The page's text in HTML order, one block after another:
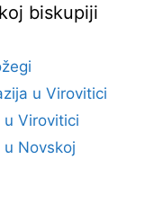
biskupiji
u Virovitici
u Virovitici
Novskoj